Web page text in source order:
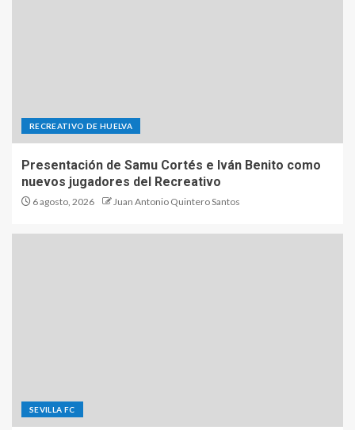
RECREATIVO DE HUELVA
Presentación de Samu Cortés e Iván Benito como
nuevos jugadores del Recreativo
6 agosto, 2026 Juan Antonio Quintero Santos
SEVILLA FC